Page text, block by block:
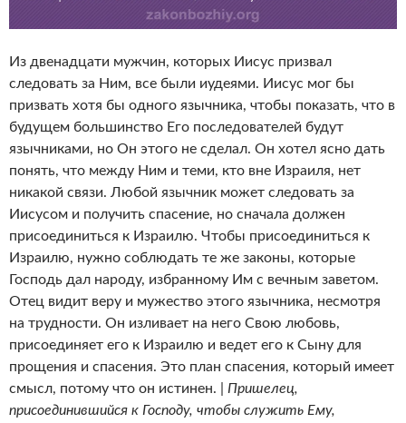
Из двенадцати мужчин, которых Иисус призвал
следовать за Ним, все были иудеями. Иисус мог бы
призвать хотя бы одного язычника, чтобы показать, что в
будущем большинство Его последователей будут
язычниками, но Он этого не сделал. Он хотел ясно дать
понять, что между Ним и теми, кто вне Израиля, нет
никакой связи. Любой язычник может следовать за
Иисусом и получить спасение, но сначала должен
присоединиться к Израилю. Чтобы присоединиться к
Израилю, нужно соблюдать те же законы, которые
Господь дал народу, избранному Им с вечным заветом.
Отец видит веру и мужество этого язычника, несмотря
на трудности. Он изливает на него Свою любовь,
присоединяет его к Израилю и ведет его к Сыну для
прощения и спасения. Это план спасения, который имеет
смысл, потому что он истинен. | Пришелец,
присоединившийся к Господу, чтобы служить Ему,